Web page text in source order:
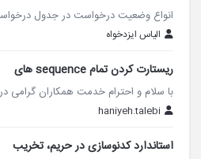
انواع وضعیت درخواست در جدول
الیاس ایزدخواه
ریستارت کردن تمام sequence های
با سلام و احترام خدمت همکاران
haniyeh.talebi
استاندارد کدنوسازی در حریم، تخریب